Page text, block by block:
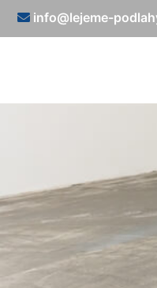
info@lejeme-